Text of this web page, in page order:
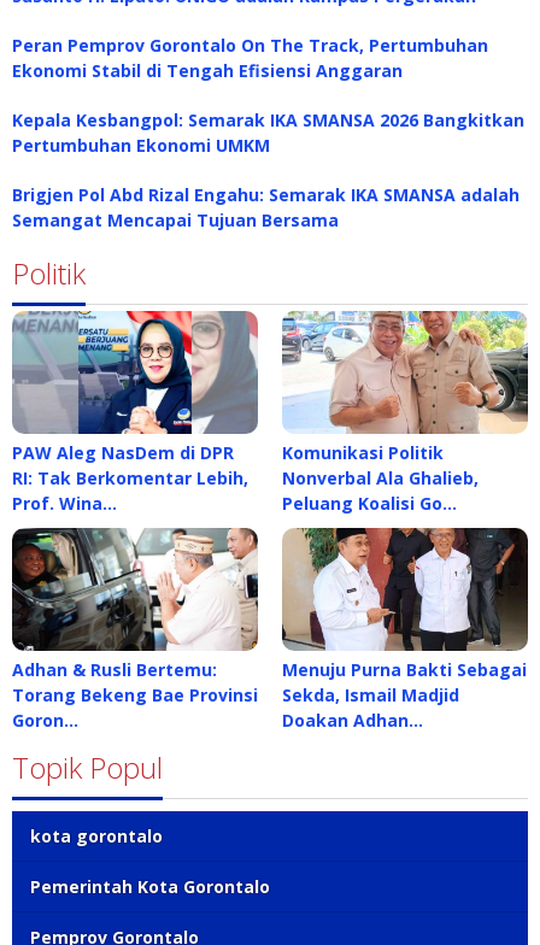
Peran Pemprov Gorontalo On The Track, Pertumbuhan
Ekonomi Stabil di Tengah Efisiensi Anggaran
Kepala Kesbangpol: Semarak IKA SMANSA 2026 Bangkitkan
Pertumbuhan Ekonomi UMKM
Brigjen Pol Abd Rizal Engahu: Semarak IKA SMANSA adalah
Semangat Mencapai Tujuan Bersama
Politik
PAW Aleg NasDem di DPR
RI: Tak Berkomentar Lebih,
Prof. Wina…
Komunikasi Politik
Nonverbal Ala Ghalieb,
Peluang Koalisi Go…
Adhan & Rusli Bertemu:
Torang Bekeng Bae Provinsi
Goron…
Menuju Purna Bakti Sebagai
Sekda, Ismail Madjid
Doakan Adhan…
Topik Popul
kota gorontalo
Pemerintah Kota Gorontalo
Pemprov Gorontalo